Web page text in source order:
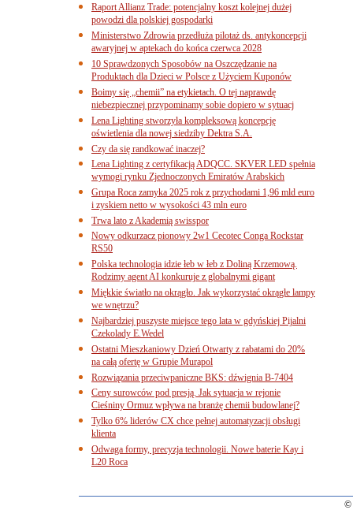
Raport Allianz Trade: potencjalny koszt kolejnej dużej
powodzi dla polskiej gospodarki
Ministerstwo Zdrowia przedłuża pilotaż ds. antykoncepcji
awaryjnej w aptekach do końca czerwca 2028
10 Sprawdzonych Sposobów na Oszczędzanie na
Produktach dla Dzieci w Polsce z Użyciem Kuponów
Boimy się „chemii” na etykietach. O tej naprawdę
niebezpiecznej przypominamy sobie dopiero w sytuacj
Lena Lighting stworzyła kompleksową koncepcję
oświetlenia dla nowej siedziby Dektra S.A.
Czy da się randkować inaczej?
Lena Lighting z certyfikacją ADQCC. SKVER LED spełnia
wymogi rynku Zjednoczonych Emiratów Arabskich
Grupa Roca zamyka 2025 rok z przychodami 1,96 mld euro
i zyskiem netto w wysokości 43 mln euro
Trwa lato z Akademią swisspor
Nowy odkurzacz pionowy 2w1 Cecotec Conga Rockstar
RS50
Polska technologia idzie łeb w łeb z Doliną Krzemową.
Rodzimy agent AI konkuruje z globalnymi gigant
Miękkie światło na okrągło. Jak wykorzystać okrągłe lampy
we wnętrzu?
Najbardziej puszyste miejsce tego lata w gdyńskiej Pijalni
Czekolady E.Wedel
Ostatni Mieszkaniowy Dzień Otwarty z rabatami do 20%
na całą ofertę w Grupie Murapol
Rozwiązania przeciwpaniczne BKS: dźwignia B-7404
Ceny surowców pod presją. Jak sytuacja w rejonie
Cieśniny Ormuz wpływa na branżę chemii budowlanej?
Tylko 6% liderów CX chce pełnej automatyzacji obsługi
klienta
Odwaga formy, precyzja technologii. Nowe baterie Kay i
L20 Roca
©